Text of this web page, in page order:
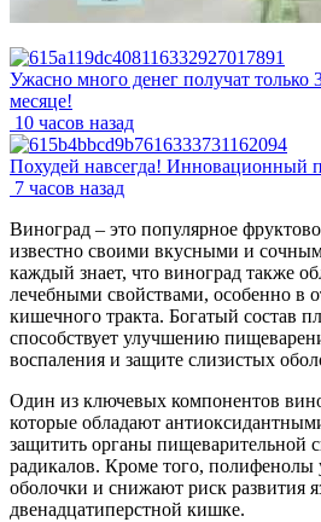
Ужасно много денег получат только
месяце!
10 часов назад
Похудей навсегда! Инновационный
7 часов назад
Виноград – это популярное
известно своими вкусными и
каждый знает, что виноград также
лечебными свойствами, особенно в
кишечного тракта. Богатый состав
способствует улучшению
воспаления и защите слизистых
Один из ключевых компонентов
которые обладают
защитить органы пищеварительной
радикалов. Кроме того, полифенолы
оболочки и снижают риск развития
двенадцатиперстной кишке.